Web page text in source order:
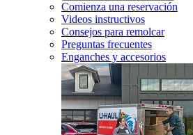
Comienza una reservación
Videos instructivos
Consejos para remolcar
Preguntas frecuentes
Enganches y accesorios